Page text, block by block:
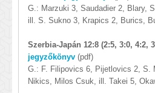
G.: Marzuki 3, Saudadier 2, Blary,
ill. S. Sukno 3, Krapics 2, Burics,
Szerbia-Japán 12:8 (2:5, 3:0, 4:2,
jegyzőkönyv (pdf)
G.: F. Filipovics 6, Pijetlovics 2, S.
Nikics, Milos Csuk, ill. Takei 5,